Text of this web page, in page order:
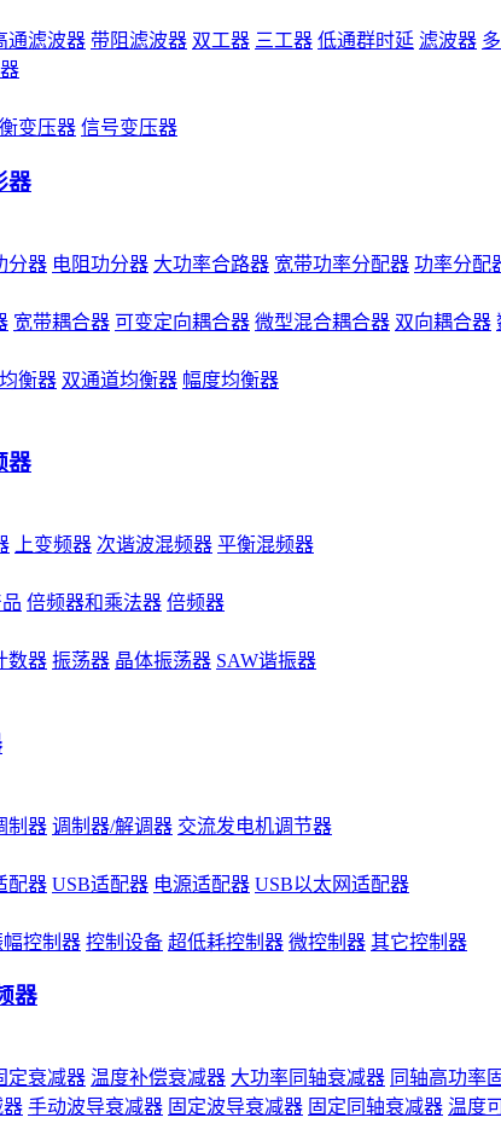
通滤波器 带阻滤波器 双工器 三工器 低通群时延 滤波器
变压器 信号变压器
器
分器 电阻功分器 大功率合路器 宽带功率分配器 功率分配
宽带耦合器 可变定向耦合器 微型混合耦合器 双向耦合器
衡器 双通道均衡器 幅度均衡器
器
上变频器 次谐波混频器 平衡混频器
倍频器和乘法器 倍频器
数器 振荡器 晶体振荡器 SAW谐振器
制器 调制器/解调器 交流发电机调节器
配器 USB适配器 电源适配器 USB以太网适配器
控制器 控制设备 超低耗控制器 微控制器 其它控制器
器
定衰减器 温度补偿衰减器 大功率同轴衰减器 同轴高功率
器 手动波导衰减器 固定波导衰减器 固定同轴衰减器 温度